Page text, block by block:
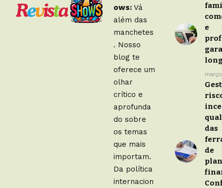
ows:Vá
além das
manchetes
. Nosso
blog te
oferece um
olhar
crítico e
aprofunda
do sobre
os temas
que mais
importam.
Da política
internacion
e
das
de